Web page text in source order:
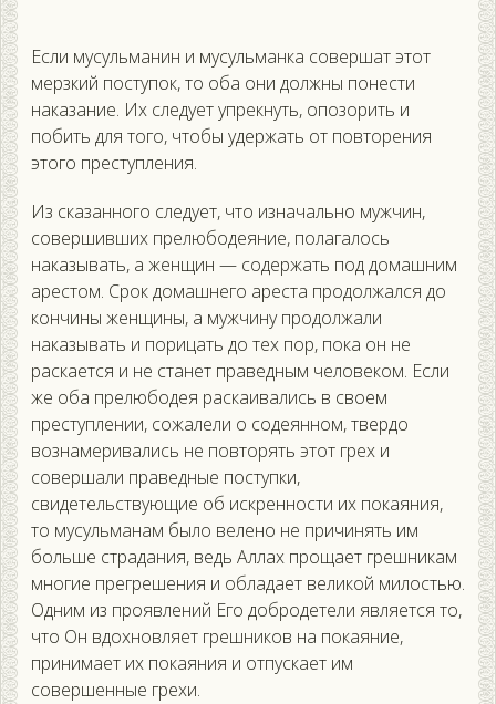
Если мусульманин и мусульманка совершат этот
мерзкий поступок, то оба они должны понести
наказание. Их следует упрекнуть, опозорить и
побить для того, чтобы удержать от повторения
этого преступления.
Из сказанного следует, что изначально мужчин,
совершивших прелюбодеяние, полагалось
наказывать, а женщин — содержать под домашним
арестом. Срок домашнего ареста продолжался до
кончины женщины, а мужчину продолжали
наказывать и порицать до тех пор, пока он не
раскается и не станет праведным человеком. Если
же оба прелюбодея раскаивались в своем
преступлении, сожалели о содеянном, твердо
вознамеривались не повторять этот грех и
совершали праведные поступки,
свидетельствующие об искренности их покаяния,
то мусульманам было велено не причинять им
больше страдания, ведь Аллах прощает грешникам
многие прегрешения и обладает великой милостью.
Одним из проявлений Его добродетели является то,
что Он вдохновляет грешников на покаяние,
принимает их покаяния и отпускает им
совершенные грехи.